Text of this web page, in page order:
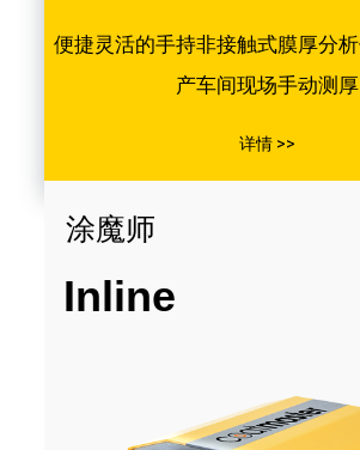
便捷灵活的手持非接触式膜厚分
产车间现场手动测厚
详情 >>
涂魔师
Inline